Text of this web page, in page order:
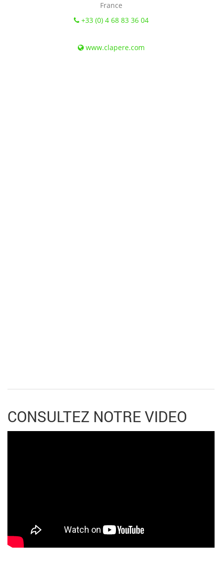
France
+33 (0) 4 68 83 36 04
www.clapere.com
CONSULTEZ NOTRE VIDEO